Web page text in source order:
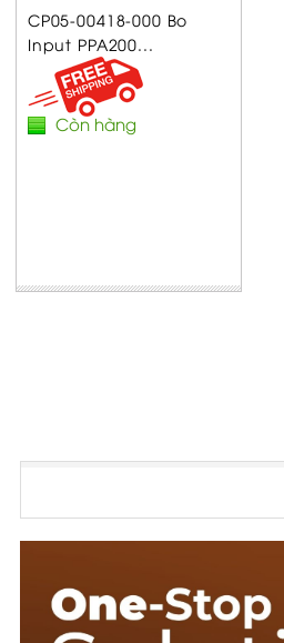
CP05-00418-000 Bo
Input PPA200...
Còn hàng